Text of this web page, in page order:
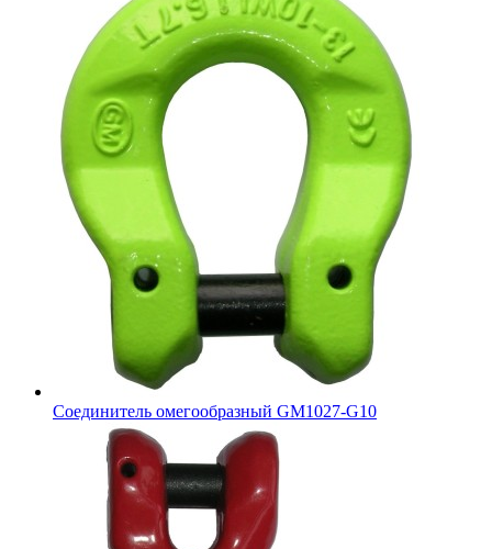
Соединитель омегообразный GM1027-G10